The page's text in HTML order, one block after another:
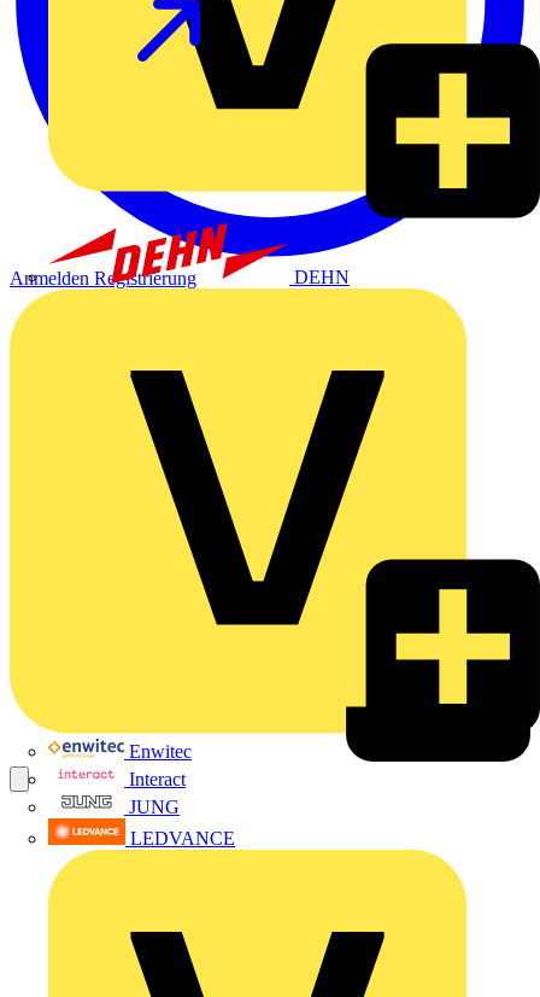
DEHN
Enwitec
Interact
JUNG
LEDVANCE
Anmelden Registrierung